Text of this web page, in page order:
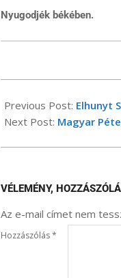
Nyugodjék békében.
05-
19
Previous Post: Elhunyt
Next Post: Magyar
VÉLEMÉNY,
Az e-mail címet nem
Hozzászólás*